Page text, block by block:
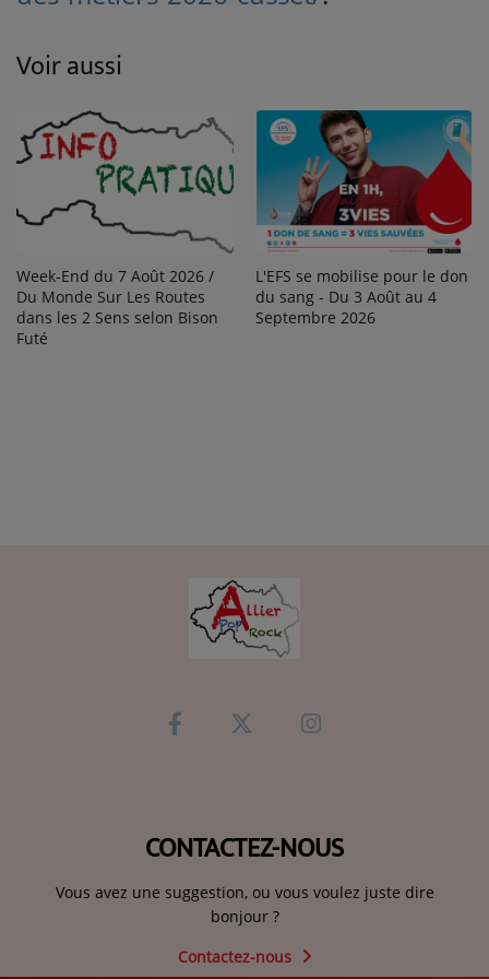
Voir aussi
Week-End du 7 Août 2026 /
Du Monde Sur Les Routes
dans les 2 Sens selon Bison
Futé
L'EFS se mobilise pour le don
du sang - Du 3 Août au 4
Septembre 2026
CONTACTEZ-NOUS
Vous avez une suggestion, ou vous voulez juste dire
bonjour ?
Contactez-nous